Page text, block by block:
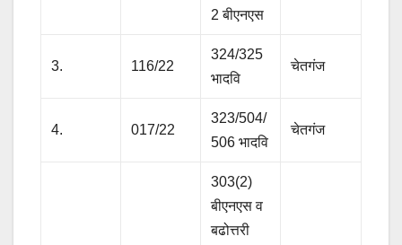
2 बीएनएस
3. 116/22
324/325
भादवि
चेतगंज
4. 017/22
323/504/
506 भादवि
चेतगंज
303(2)
बीएनएस व
बढोत्तरी